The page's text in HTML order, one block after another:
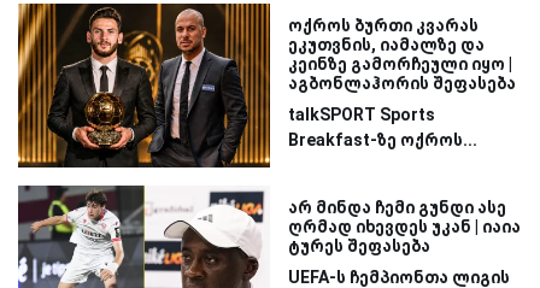
ოქროს ბურთი კვარას
ეკუთვნის, იამალზე და
კეინზე გამორჩეული იყო |
აგბონლაჰორის შეფასება
talkSPORT Sports
Breakfast-ზე ოქროს...
არ მინდა ჩემი გუნდი ასე
ღრმად იხევდეს უკან | იაია
ტურეს შეფასება
UEFA-ს ჩემპიონთა ლიგის